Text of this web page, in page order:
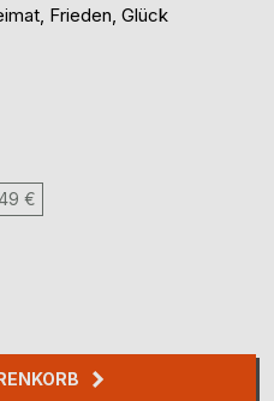
Frieden, Glück
€